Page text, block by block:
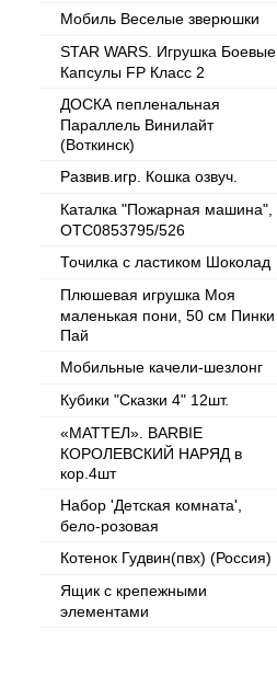
Мобиль Веселые зверюшки
STAR WARS. Игрушка Боевые
Капсулы FP Класс 2
ДОСКА пепленальная
Параллель Винилайт
(Воткинск)
Развив.игр. Кошка озвуч.
Каталка "Пожарная машина",
OTC0853795/526
Точилка с ластиком Шоколад
Плюшевая игрушка Моя
маленькая пони, 50 см Пинки
Пай
Мобильные качели-шезлонг
Кубики "Сказки 4" 12шт.
«МАТТЕЛ». BARBIE
КОРОЛЕВСКИЙ НАРЯД в
кор.4шт
Набор 'Детская комната',
бело-розовая
Котенок Гудвин(пвх) (Россия)
Ящик с крепежными
элементами